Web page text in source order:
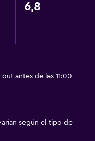
6,8
antes de las 11:00
según el tipo de